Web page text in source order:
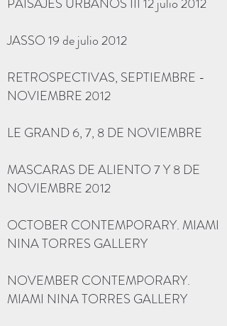
JASSO 19 de julio 2012
RETROSPECTIVAS, SEPTIEMBRE -
NOVIEMBRE 2012
LE GRAND 6, 7, 8 DE NOVIEMBRE
MASCARAS DE ALIENTO 7 Y 8 DE
NOVIEMBRE 2012
OCTOBER CONTEMPORARY. MIAMI
NINA TORRES GALLERY
NOVEMBER CONTEMPORARY.
MIAMI NINA TORRES GALLERY